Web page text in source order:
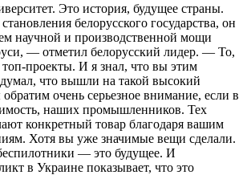
Это история, будущее страны.
белорусского государства, он
научной и производственной мощи
— отметил белорусский лидер. — То,
топ-проекты. И я знал, что вы этим
что вышли на такой высокий
очень серьезное внимание, если в
наших промышленников. Тех
конкретный товар благодаря вашим
Хотя вы уже значимые вещи сделали.
— это будущее. И
в Украине показывает, что это